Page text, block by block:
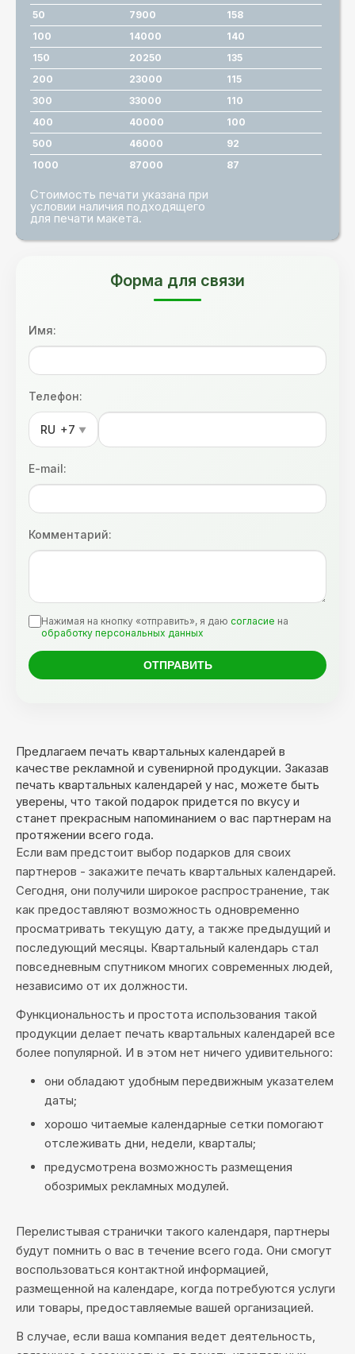
50
7900
158
100
14000
140
150
20250
135
200
23000
115
300
33000
110
400
40000
100
500
46000
92
1000
87000 87
Стоимость печати указана при
условии наличия подходящего
для печати макета.
Форма для связи
Имя:
Телефон:
RU +7 ▼
E-mail:
Комментарий:
Нажимая на кнопку «отправить», я даю согласие на
обработку персональных данных
Предлагаем печать квартальных календарей в
качестве рекламной и сувенирной продукции. Заказав
печать квартальных календарей у нас, можете быть
уверены, что такой подарок придется по вкусу и
станет прекрасным напоминанием о вас партнерам на
протяжении всего года.
Если вам предстоит выбор подарков для своих
партнеров - закажите печать квартальных календарей.
Сегодня, они получили широкое распространение, так
как предоставляют возможность одновременно
просматривать текущую дату, а также предыдущий и
последующий месяцы. Квартальный календарь стал
повседневным спутником многих современных людей,
независимо от их должности.
Функциональность и простота использования такой
продукции делает печать квартальных календарей все
более популярной. И в этом нет ничего удивительного:
они обладают удобным передвижным указателем
даты;
хорошо читаемые календарные сетки помогают
отслеживать дни, недели, кварталы;
предусмотрена возможность размещения
обозримых рекламных модулей.
Перелистывая странички такого календаря, партнеры
будут помнить о вас в течение всего года. Они смогут
воспользоваться контактной информацией,
размещенной на календаре, когда потребуются услуги
или товары, предоставляемые вашей организацией.
В случае, если ваша компания ведет деятельность,